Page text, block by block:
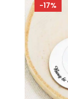
-17%